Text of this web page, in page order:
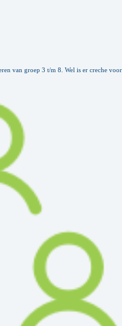
van groep 3 t/m 8. Wel is er creche voor